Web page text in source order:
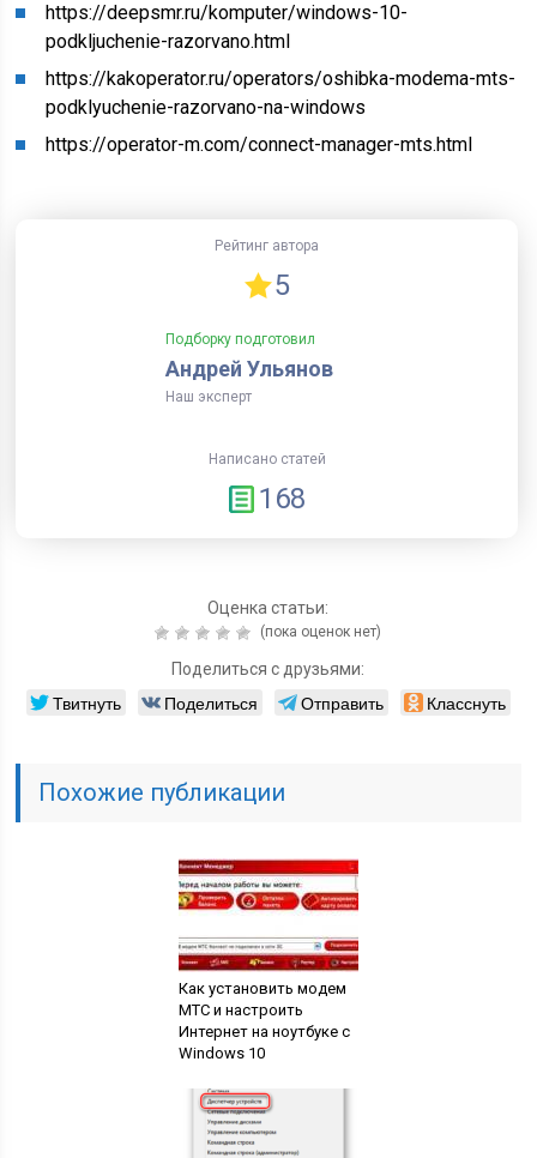
https://deepsmr.ru/komputer/windows-10-
podkljuchenie-razorvano.html
https://kakoperator.ru/operators/oshibka-modema-mts-
podklyuchenie-razorvano-na-windows
https://operator-m.com/connect-manager-mts.html
Рейтинг автора
5
Подборку подготовил
Андрей Ульянов
Наш эксперт
Написано статей
168
Оценка статьи:
(пока оценок нет)
Поделиться с друзьями:
Твитнуть Поделиться Отправить Класснуть
Похожие публикации
Как установить модем
МТС и настроить
Интернет на ноутбуке с
Windows 10